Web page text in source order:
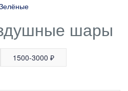
шары
1500-3000 ₽